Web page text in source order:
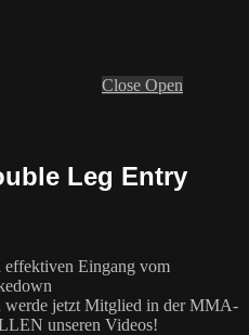
Close Open
Leg Entry
effektiven Eingang vom
werde jetzt Mitglied in der MMA-
unseren Videos!